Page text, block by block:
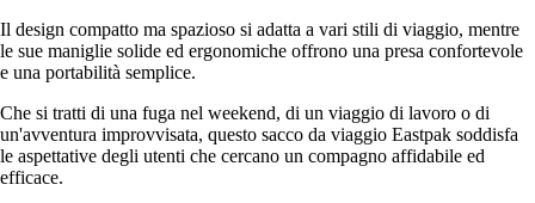
Il design compatto ma spazioso si adatta a vari stili di viaggio, mentre
le sue maniglie solide ed ergonomiche offrono una presa confortevole
e una portabilità semplice.
Che si tratti di una fuga nel weekend, di un viaggio di lavoro o di
un'avventura improvvisata, questo sacco da viaggio Eastpak soddisfa
le aspettative degli utenti che cercano un compagno affidabile ed
efficace.